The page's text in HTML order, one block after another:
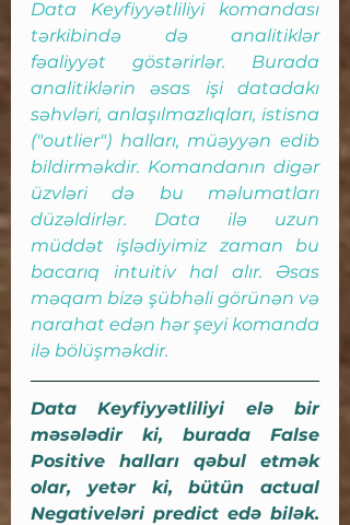
Data Keyfiyyətliliyi komandası
tərkibində də analitiklər
fəaliyyət göstərirlər. Burada
analitiklərin əsas işi datadakı
səhvləri, anlaşılmazlıqları, istisna
("outlier") halları, müəyyən edib
bildirməkdir. Komandanın digər
üzvləri də bu məlumatları
düzəldirlər. Data ilə uzun
müddət işlədiyimiz zaman bu
bacarıq intuitiv hal alır. Əsas
məqam bizə şübhəli görünən və
narahat edən hər şeyi komanda
ilə bölüşməkdir.
Data Keyfiyyətliliyi elə bir
məsələdir ki, burada False
Positive halları qəbul etmək
olar, yetər ki, bütün actual
Negativeləri predict edə bilək.